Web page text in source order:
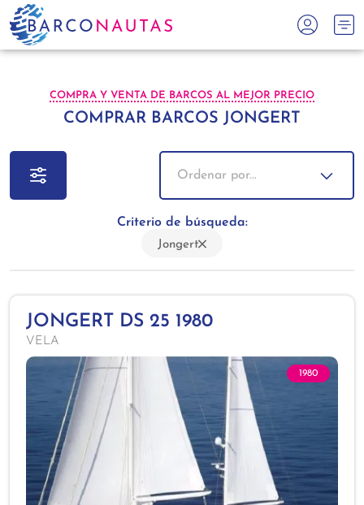
COMPRA Y VENTA DE BARCOS AL MEJOR PRECIO
COMPRAR BARCOS JONGERT
Criterio de búsqueda:
Jongert
Ordenar por...
1980
JONGERT DS 25 1980
VELA